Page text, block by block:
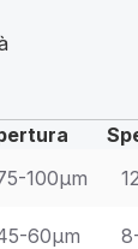
100μm
60μm